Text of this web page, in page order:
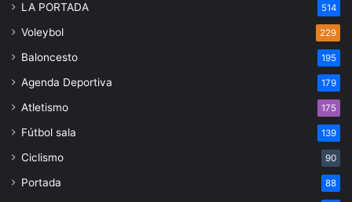
LA PORTADA 514
Voleybol 229
Baloncesto 195
Agenda Deportiva 179
Atletismo 175
Fútbol sala 139
Ciclismo 90
Portada 88